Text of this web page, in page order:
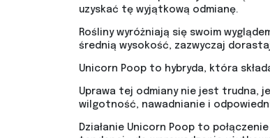
uzyskać tę wyjątkową odmianę.
Rośliny wyróżniają się swoim
średnią wysokość, zazwyczaj
Unicorn Poop to hybryda, która
Uprawa tej odmiany nie jest trudna,
wilgotność, nawadnianie i
Działanie Unicorn Poop to